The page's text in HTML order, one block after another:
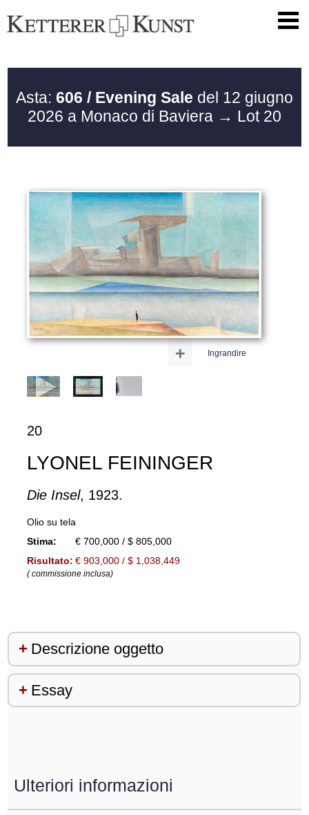
Asta: 606 / Evening Sale del 12 giugno
2026 a Monaco di Baviera → Lot 20
Ingrandire
+
20
LYONEL FEININGER
Die Insel, 1923.
Olio su tela
Stima:
€ 700,000 / $ 805,000
Risultato: € 903,000 / $ 1,038,449
( commissione inclusa)
Descrizione oggetto
Essay
Ulteriori informazioni